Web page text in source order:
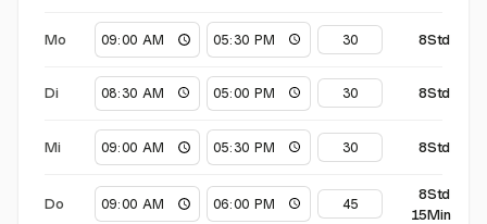
Mo 8Std
Di 8Std
Mi 8Std
Do
8Std
15Min